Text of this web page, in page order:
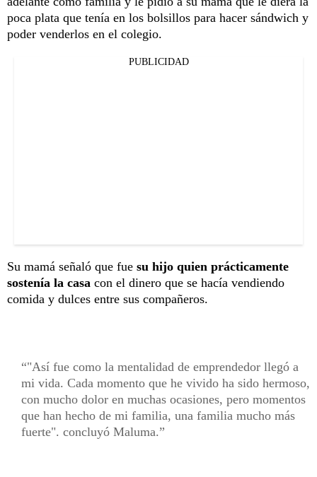
poca plata que tenía en los bolsillos para hacer sándwich y
poder venderlos en el colegio.
PUBLICIDAD
Su mamá señaló que fue su hijo quien prácticamente
sostenía la casa con el dinero que se hacía vendiendo
comida y dulces entre sus compañeros.
"Así fue como la mentalidad de emprendedor llegó a
mi vida. Cada momento que he vivido ha sido hermoso,
con mucho dolor en muchas ocasiones, pero momentos
que han hecho de mi familia, una familia mucho más
fuerte". concluyó Maluma.